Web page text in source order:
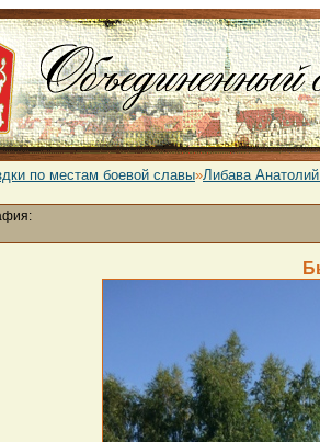
по местам боевой славы»Либава